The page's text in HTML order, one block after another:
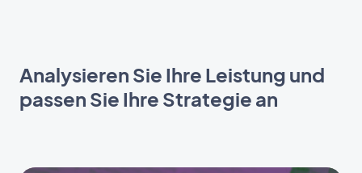
Analysieren Sie Ihre Leistung und
passen Sie Ihre Strategie an